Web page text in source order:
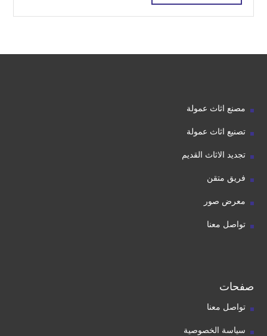
مصنع اثاث عمولة
تصنيع اثاث عمولة
تجديد الاثاث القديم
فريق متقن
معرض صور
تواصل معنا
صفحات
تواصل معنا
سياسة الخصوصية